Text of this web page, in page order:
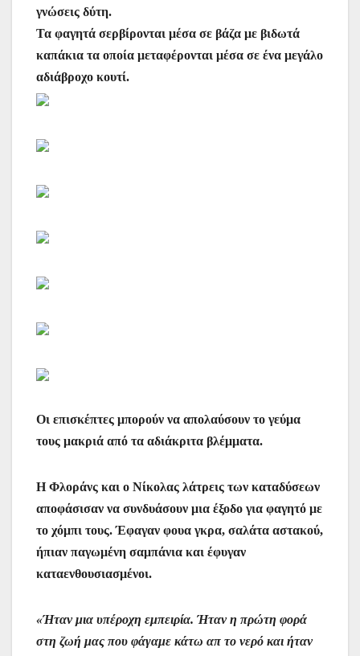
γνώσεις δύτη.
Τα φαγητά σερβίρονται μέσα σε βάζα με βιδωτά
καπάκια τα οποία μεταφέρονται μέσα σε ένα μεγάλο
αδιάβροχο κουτί.
Οι επισκέπτες μπορούν να απολαύσουν το γεύμα
τους μακριά από τα αδιάκριτα βλέμματα.
Η Φλοράνς και ο Νίκολας λάτρεις των καταδύσεων
αποφάσισαν να συνδυάσουν μια έξοδο για φαγητό με
το χόμπι τους. Έφαγαν φουα γκρα, σαλάτα αστακού,
ήπιαν παγωμένη σαμπάνια και έφυγαν
καταενθουσιασμένοι.
«Ήταν μια υπέροχη εμπειρία. Ήταν η πρώτη φορά
στη ζωή μας που φάγαμε κάτω απ το νερό και ήταν